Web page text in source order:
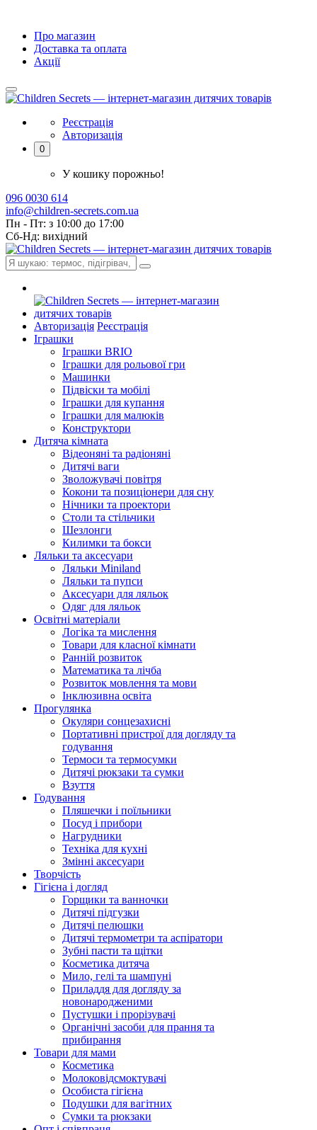
Про магазин
Доставка та оплата
Акції
Реєстрація
Авторизація
0
У кошику порожньо!
096 0030 614
info@children-secrets.com.ua
Пн - Пт: з 10:00 до 17:00
Сб-Нд: вихідний
Авторизація Реєстрація
Іграшки
Іграшки BRIO
Іграшки для рольової гри
Машинки
Підвіски та мобілі
Іграшки для купання
Іграшки для малюків
Конструктори
Дитяча кімната
Відеоняні та радіоняні
Дитячі ваги
Зволожувачі повітря
Кокони та позиціонери для сну
Нічники та проектори
Столи та стільчики
Шезлонги
Килимки та бокси
Ляльки та аксесуари
Ляльки Miniland
Ляльки та пупси
Аксесуари для ляльок
Одяг для ляльок
Освітні матеріали
Логіка та мислення
Товари для класної кімнати
Ранній розвиток
Математика та лічба
Розвиток мовлення та мови
Інклюзивна освіта
Прогулянка
Окуляри сонцезахисні
Портативні пристрої для догляду та
годування
Термоси та термосумки
Дитячі рюкзаки та сумки
Взуття
Годування
Пляшечки і поїльники
Посуд і прибори
Нагрудники
Техніка для кухні
Змінні аксесуари
Творчість
Гігієна і догляд
Горщики та ванночки
Дитячі підгузки
Дитячі пелюшки
Дитячі термометри та аспіратори
Зубні пасти та щітки
Косметика дитяча
Мило, гелі та шампуні
Приладдя для догляду за
новонародженими
Пустушки і прорізувачі
Органічні засоби для прання та
прибирання
Товари для мами
Косметика
Молоковідсмоктувачі
Особиста гігієна
Подушки для вагітних
Сумки та рюкзаки